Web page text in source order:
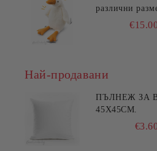
различни
Най-продавани
ПЪЛНЕЖ ЗА
45X45СМ.